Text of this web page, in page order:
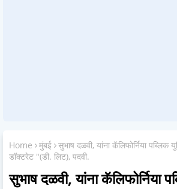
Home मुंबई सुभाष दळवी, यांना कॅलिफोर्निया पब्लिक
डॉक्टरेट "(डी. लिट), पदवी.
सुभाष दळवी, यांना कॅलिफोर्निया